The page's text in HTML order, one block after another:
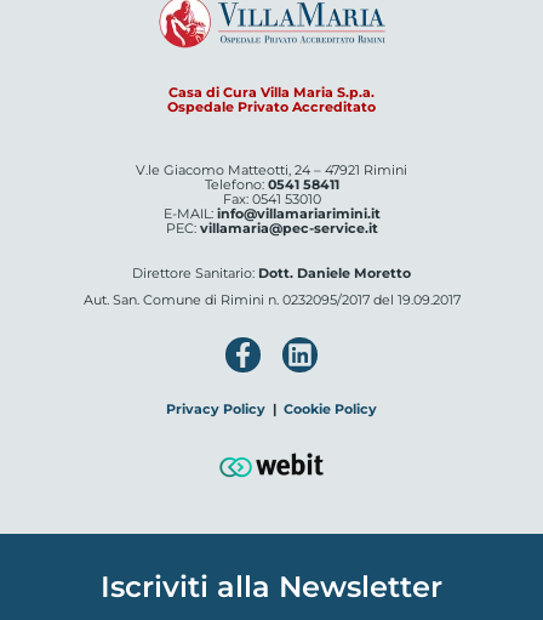
Casa di Cura Villa Maria S.p.a.
Ospedale Privato Accreditato
V.le Giacomo Matteotti, 24 – 47921 Rimini
Telefono: 0541 58411
Fax: 0541 53010
E-MAIL: info@villamariarimini.it
PEC: villamaria@pec-service.it
Direttore Sanitario: Dott. Daniele Moretto
Aut. San. Comune di Rimini n. 0232095/2017 del 19.09.2017
Privacy Policy | Cookie Policy
Iscriviti alla Newsletter